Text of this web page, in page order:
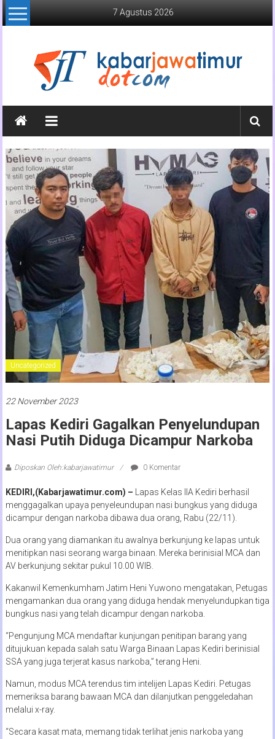
Lompat
ke
7 Agustus 2026
Kabar
Jawa
Timur
Media
Online
Jawa
Timur
Uncategorized
22 November 2023
Lapas Kediri Gagalkan Penyelundupan
Nasi Putih Diduga Dicampur Narkoba
Diposkan Oleh:kabarjawatimur 0 Komentar
KEDIRI,(Kabarjawatimur.com) –
Lapas Kelas IIA Kediri berhasil
menggagalkan upaya penyeleundupan nasi bungkus yang diduga
dicampur dengan narkoba dibawa dua orang, Rabu (22/11).
Dua orang yang diamankan itu awalnya berkunjung ke lapas untuk
menitipkan nasi seorang warga binaan. Mereka berinisial MCA dan
AV berkunjung sekitar pukul 10.00 WIB.
Kakanwil Kemenkumham Jatim Heni Yuwono mengatakan, Petugas
mengamankan dua orang yang diduga hendak menyelundupkan tiga
bungkus nasi yang telah dicampur dengan narkoba.
“Pengunjung MCA mendaftar kunjungan penitipan barang yang
ditujukuan kepada salah satu Warga Binaan Lapas Kediri berinisial
SSA yang juga terjerat kasus narkoba,” terang Heni.
Namun, modus MCA terendus tim intelijen Lapas Kediri. Petugas
memeriksa barang bawaan MCA dan dilanjutkan penggeledahan
melalui x-ray.
“Secara kasat mata, memang tidak terlihat jenis narkoba yang